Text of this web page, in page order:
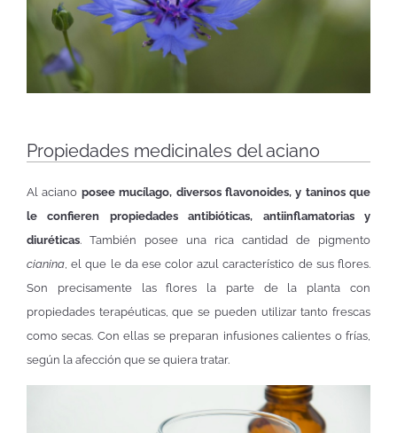
Propiedades medicinales del aciano
Al aciano posee mucílago, diversos flavonoides, y taninos que
le confieren propiedades antibióticas, antiinflamatorias y
diuréticas. También posee una rica cantidad de pigmento
cianina, el que le da ese color azul característico de sus flores.
Son precisamente las flores la parte de la planta con
propiedades terapéuticas, que se pueden utilizar tanto frescas
como secas. Con ellas se preparan infusiones calientes o frías,
según la afección que se quiera tratar.